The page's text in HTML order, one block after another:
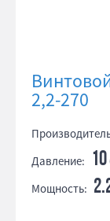
2,2-270
Давление: 10
Мощность: